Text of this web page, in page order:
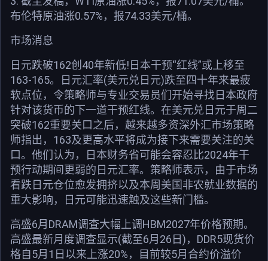
布伦特原油涨0.57%，报74.33美元/桶。
市场消息
日元跌破162创40年新低!日本干预“红线”或上移至
163-165。日元汇率(美元兑日元)跌至四十年来最疲
软点位，令策略师与专业交易员们开始寻找日本政府
针对该货币的下一道干预红线。在美元兑日元于周二
突破162重要关口之后，越来越多资深外汇市场策略
师指出，163及更高水平将成为接下来需要关注的关
口。他们认为，日本财务省可能会容忍比2024年干
预行动期间更弱的日元汇率。策略师表示，由于市场
看跌日元仓位愈发拥挤以及本周美国非农就业数据的
重大影响，日元可能迅速触及这些新门槛。
高盛6月DRAM调查大幅上调HBM2027年价格预期。
高盛最新月度调查显示(截至6月26日)，DDR5现货价
格自5月1日以来上涨20%，目前较5月合约价溢价